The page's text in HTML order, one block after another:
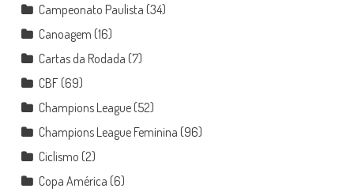
Campeonato Paulista (34)
Canoagem (16)
Cartas da Rodada (7)
CBF(69)
Champions League(52)
Champions League Feminina (96)
Ciclismo (2)
Copa América (6)